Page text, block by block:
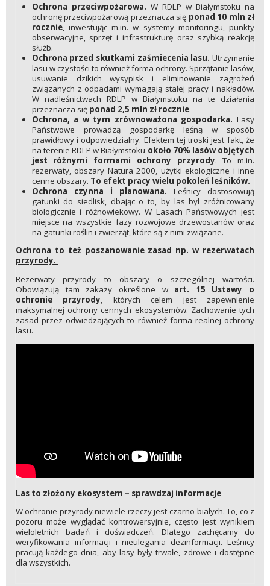
Ochrona przeciwpożarowa. W RDLP w Białymstoku na
ochronę przeciwpożarową przeznacza się ponad 10 mln zł
rocznie, inwestując m.in. w systemy monitoringu, punkty
obserwacyjne, sprzęt i infrastrukturę oraz szybką reakcję
służb.
Ochrona przed skutkami zaśmiecenia lasu. Utrzymanie
lasu w czystości to również forma ochrony. Sprzątanie lasów,
usuwanie dzikich wysypisk i eliminowanie zagrożeń
związanych z odpadami wymagają stałej pracy i nakładów.
W nadleśnictwach RDLP w Białymstoku na te działania
przeznacza się ponad 2,5 mln zł rocznie.
Ochrona, a w tym zrównoważona gospodarka. Lasy
Państwowe prowadzą gospodarkę leśną w sposób
prawidłowy i odpowiedzialny. Efektem tej troski jest fakt, że
na terenie RDLP w Białymstoku około 70% lasów objętych
jest różnymi formami ochrony przyrody. To m.in.
rezerwaty, obszary Natura 2000, użytki ekologiczne i inne
cenne obszary. To efekt pracy wielu pokoleń leśników.
Ochrona czynna i planowana. Leśnicy dostosowują
gatunki do siedlisk, dbając o to, by las był zróżnicowany
biologicznie i różnowiekowy. W Lasach Państwowych jest
miejsce na wszystkie fazy rozwojowe drzewostanów oraz
na gatunki roślin i zwierząt, które są z nimi związane.
Ochrona to też poszanowanie zasad np. w rezerwatach
przyrody.
Rezerwaty przyrody to obszary o szczególnej wartości.
Obowiązują tam zakazy określone w art. 15 Ustawy o
ochronie przyrody, których celem jest zapewnienie
maksymalnej ochrony cennych ekosystemów. Zachowanie tych
zasad przez odwiedzających to również forma realnej ochrony
lasu.
Las to złożony ekosystem – sprawdzaj informacje
W ochronie przyrody niewiele rzeczy jest czarno-białych. To, co z
pozoru może wyglądać kontrowersyjnie, często jest wynikiem
wieloletnich badań i doświadczeń. Dlatego zachęcamy do
weryfikowania informacji i nieulegania dezinformacji. Leśnicy
pracują każdego dnia, aby lasy były trwałe, zdrowe i dostępne
dla wszystkich.